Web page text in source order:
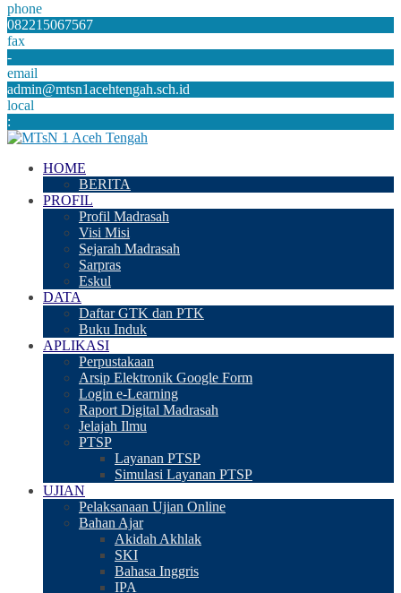
phone
082215067567
fax
-
email
admin@mtsn1acehtengah.sch.id
local
:
HOME
BERITA
PROFIL
Profil Madrasah
Visi Misi
Sejarah Madrasah
Sarpras
Eskul
DATA
Daftar GTK dan PTK
Buku Induk
APLIKASI
Perpustakaan
Arsip Elektronik Google Form
Login e-Learning
Raport Digital Madrasah
Jelajah Ilmu
PTSP
Layanan PTSP
Simulasi Layanan PTSP
UJIAN
Pelaksanaan Ujian Online
Bahan Ajar
Akidah Akhlak
SKI
Bahasa Inggris
IPA